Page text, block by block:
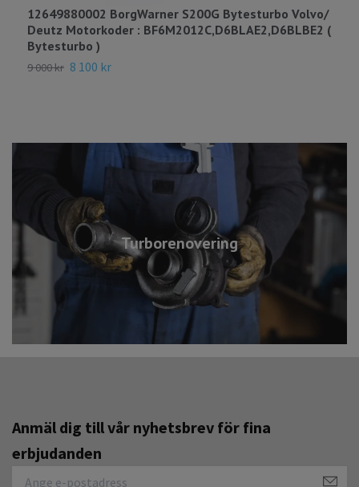
Turborenovering
12649880002 BorgWarner S200G Bytesturbo Volvo/
Deutz Motorkoder : BF6M2012C,D6BLAE2,D6BLBE2 (
Bytesturbo )
9 000 kr 8 100 kr
Anmäl dig till vår nyhetsbrev för fina
erbjudanden